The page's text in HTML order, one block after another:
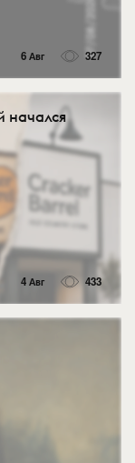
6 Авг 327
начался
4 Авг 433